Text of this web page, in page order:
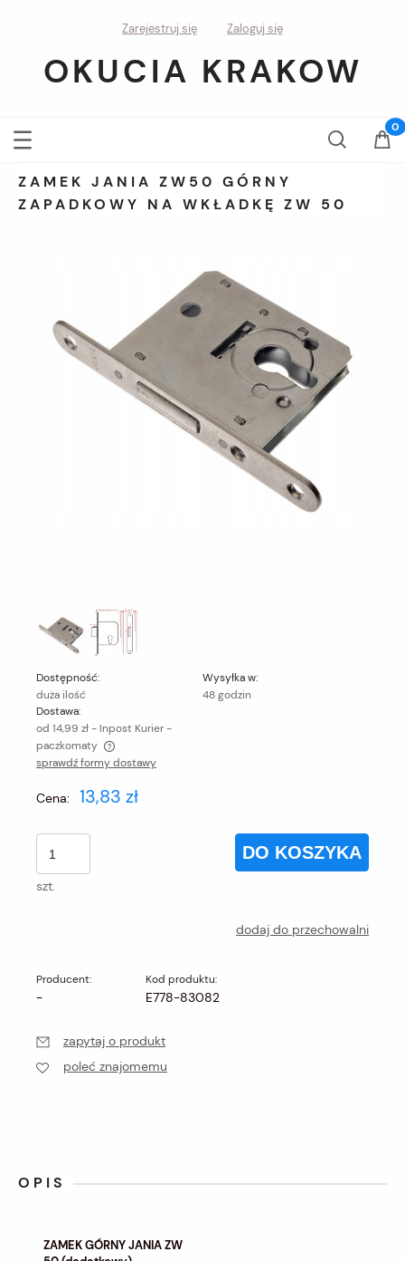
Zarejestruj się Zaloguj się
OKUCIA KRAKOW
ZAMEK JANIA ZW50 GÓRNY
ZAPADKOWY NA WKŁADKĘ ZW 50
Dostępność:
duża ilość
Wysyłka w:
48 godzin
Dostawa:
od 14,99 zł- Inpost Kurier -
paczkomaty
Cena nie zawiera ewentualnych kosztów płatności
sprawdź formy dostawy
Cena: 13,83 zł
szt.
DO KOSZYKA
dodaj do przechowalni
Producent:
-
Kod produktu:
E778-83082
zapytaj o produkt
poleć znajomemu
OPIS
ZAMEK GÓRNY JANIA ZW